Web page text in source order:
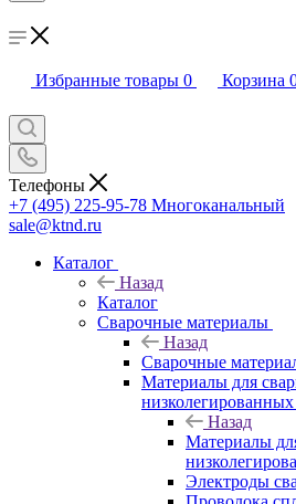
Избранные товары 0 Корзина
Телефоны
+7 (495) 225-95-78 Многоканальный
sale@ktnd.ru
Каталог
Назад
Каталог
Сварочные материалы
Назад
Сварочные
Материалы для
низколегированных
Назад
Материалы
Электроды